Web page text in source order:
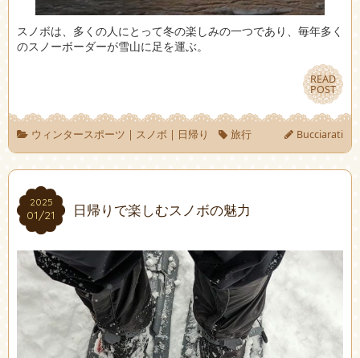
スノボは、多くの人にとって冬の楽しみの一つであり、毎年多く
のスノーボーダーが雪山に足を運ぶ。
READ
POST
READ
POST
ウィンタースポーツ | スノボ | 日帰り 旅行 Bucciarati
2025
01/21
2025
01/21 日帰りで楽しむスノボの魅力